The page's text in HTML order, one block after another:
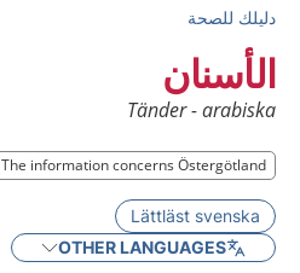
دليلك للصحة
الأسنان
Tänder - arabiska
The information concerns Östergötland
The information concerns Östergötland
Lättläst svenska
OTHER LANGUAGES